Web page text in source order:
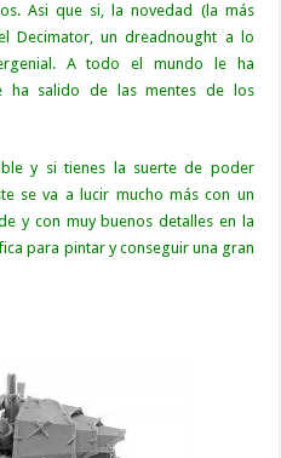
Asi que si, la novedad (la más
Decimator, un dreadnought a lo
A todo el mundo le ha
ha salido de las mentes de los
y si tienes la suerte de poder
se va a lucir mucho más con un
y con muy buenos detalles en la
para pintar y conseguir una gran